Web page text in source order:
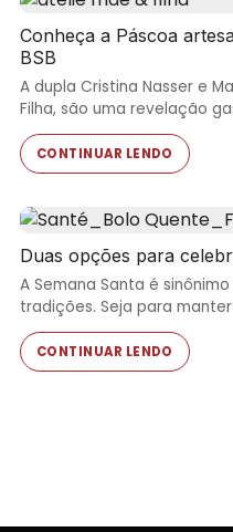
Conheça a Páscoa
BSB
A dupla Cristina Nasser e
Filha, são uma revelação
CONTINUAR LENDO
Duas opções para
A Semana Santa é
tradições. Seja para
CONTINUAR LENDO